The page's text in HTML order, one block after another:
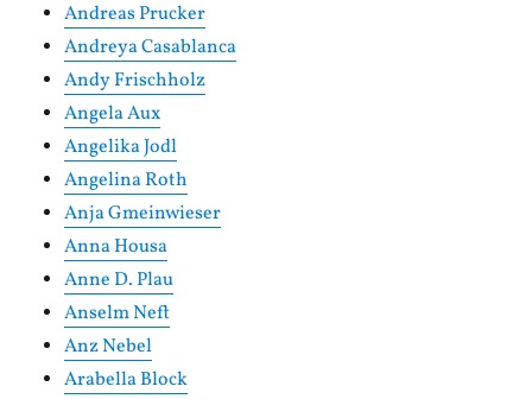
Andreas Prucker
Andreya Casablanca
Andy Frischholz
Angela Aux
Angelika Jodl
Angelina Roth
Anja Gmeinwieser
Anna Housa
Anne D. Plau
Anselm Neft
Anz Nebel
Arabella Block